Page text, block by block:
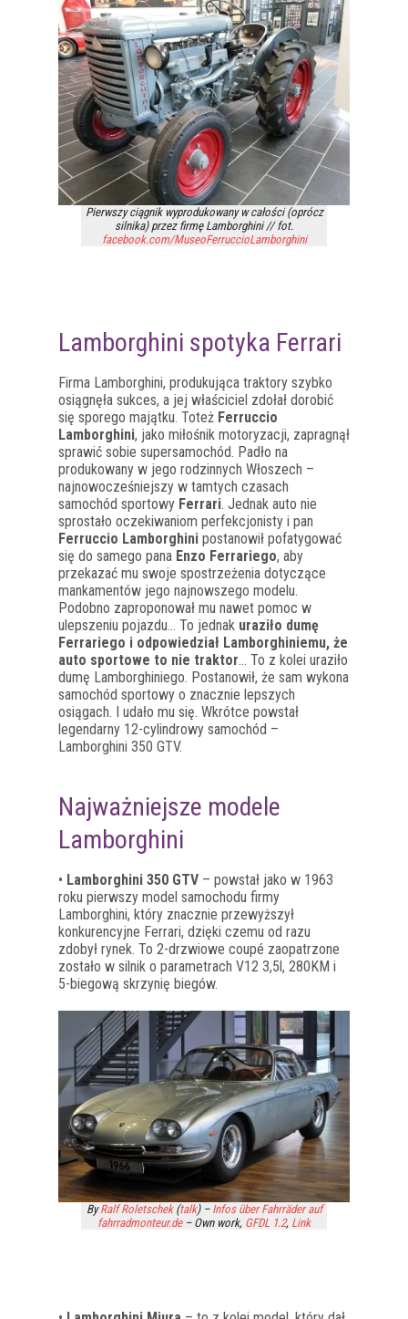
Pierwszy ciągnik wyprodukowany w całości (oprócz
silnika) przez firmę Lamborghini // fot.
facebook.com/MuseoFerruccioLamborghini
Lamborghini spotyka Ferrari
Firma Lamborghini, produkująca traktory szybko
osiągnęła sukces, a jej właściciel zdołał dorobić
się sporego majątku. Toteż Ferruccio
Lamborghini, jako miłośnik motoryzacji, zapragnął
sprawić sobie supersamochód. Padło na
produkowany w jego rodzinnych Włoszech –
najnowocześniejszy w tamtych czasach
samochód sportowy Ferrari. Jednak auto nie
sprostało oczekiwaniom perfekcjonisty i pan
Ferruccio Lamborghini postanowił pofatygować
się do samego pana Enzo Ferrariego, aby
przekazać mu swoje spostrzeżenia dotyczące
mankamentów jego najnowszego modelu.
Podobno zaproponował mu nawet pomoc w
ulepszeniu pojazdu… To jednak uraziło dumę
Ferrariego i odpowiedział Lamborghiniemu, że
auto sportowe to nie traktor… To z kolei uraziło
dumę Lamborghiniego. Postanowił, że sam wykona
samochód sportowy o znacznie lepszych
osiągach. I udało mu się. Wkrótce powstał
legendarny 12-cylindrowy samochód –
Lamborghini 350 GTV.
Najważniejsze modele
Lamborghini
• Lamborghini 350 GTV – powstał jako w 1963
roku pierwszy model samochodu firmy
Lamborghini, który znacznie przewyższył
konkurencyjne Ferrari, dzięki czemu od razu
zdobył rynek. To 2-drzwiowe coupé zaopatrzone
zostało w silnik o parametrach V12 3,5l, 280KM i
5-biegową skrzynię biegów.
ByRalf Roletschek(talk) – Infos über Fahrräder auf
fahrradmonteur.de– Own work, GFDL 1.2, Link